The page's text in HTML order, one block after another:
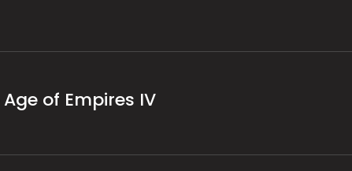
of Empires IV